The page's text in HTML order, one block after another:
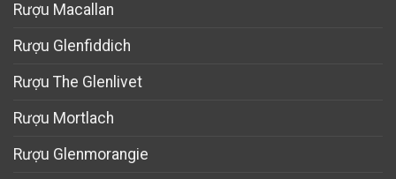
Rượu Macallan
Rượu Glenfiddich
Rượu The Glenlivet
Rượu Mortlach
Rượu Glenmorangie